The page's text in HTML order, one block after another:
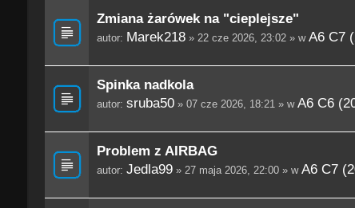
Zmiana żarówek na "cieplejsze"
autor: Marek218» 22 cze 2026, 23:02 » w A6 C7
Spinka nadkola
autor: sruba50» 07 cze 2026, 18:21 » w A6 C6
Problem z AIRBAG
autor: Jedla99» 27 maja 2026, 22:00 » w A6 C7